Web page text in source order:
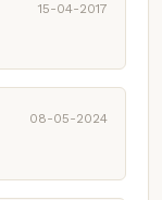
15-04-2017
08-05-2024